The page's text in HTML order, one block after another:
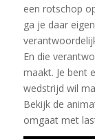
een rotschop
ga je daar
En die
maakt. Je bent
wedstrijd wil
Bekijk de
omgaat met